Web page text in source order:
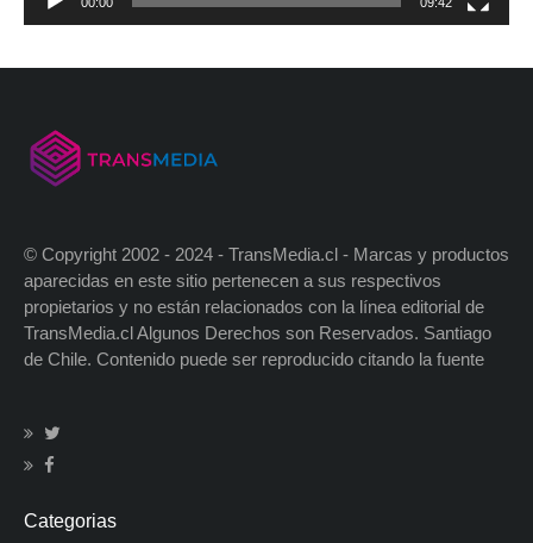
© Copyright 2002 - 2024 - TransMedia.cl - Marcas y productos
aparecidas en este sitio pertenecen a sus respectivos
propietarios y no están relacionados con la línea editorial de
TransMedia.cl Algunos Derechos son Reservados. Santiago
de Chile. Contenido puede ser reproducido citando la fuente
Categorias